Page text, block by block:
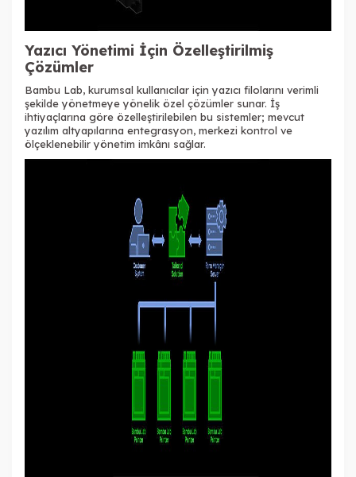
Yazıcı Yönetimi İçin Özelleştirilmiş
Çözümler
Bambu Lab, kurumsal kullanıcılar için yazıcı filolarını verimli
şekilde yönetmeye yönelik özel çözümler sunar. İş
ihtiyaçlarına göre özelleştirilebilen bu sistemler; mevcut
yazılım altyapılarına entegrasyon, merkezi kontrol ve
ölçeklenebilir yönetim imkânı sağlar.